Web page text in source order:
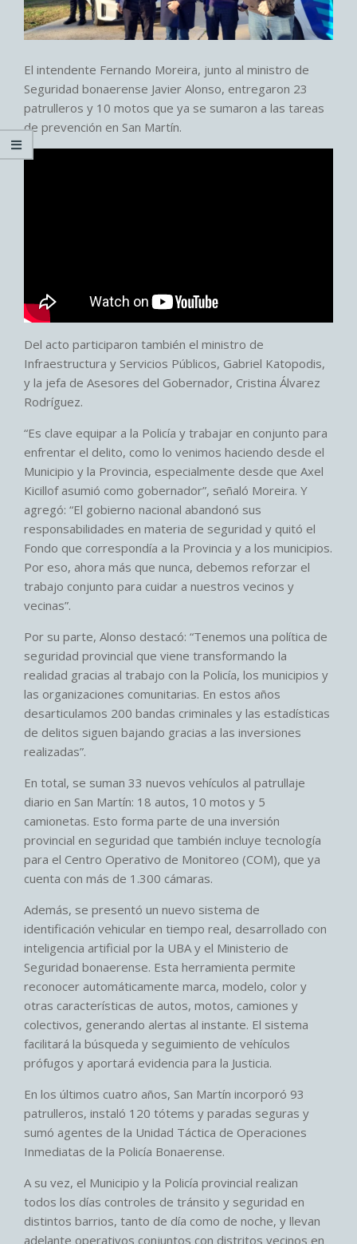
El intendente Fernando Moreira, junto al ministro de
Seguridad bonaerense Javier Alonso, entregaron 23
patrulleros y 10 motos que ya se sumaron a las tareas
de prevención en San Martín.
Del acto participaron también el ministro de
Infraestructura y Servicios Públicos, Gabriel Katopodis,
y la jefa de Asesores del Gobernador, Cristina Álvarez
Rodríguez.
“Es clave equipar a la Policía y trabajar en conjunto para
enfrentar el delito, como lo venimos haciendo desde el
Municipio y la Provincia, especialmente desde que Axel
Kicillof asumió como gobernador”, señaló Moreira. Y
agregó: “El gobierno nacional abandonó sus
responsabilidades en materia de seguridad y quitó el
Fondo que correspondía a la Provincia y a los municipios.
Por eso, ahora más que nunca, debemos reforzar el
trabajo conjunto para cuidar a nuestros vecinos y
vecinas”.
Por su parte, Alonso destacó: “Tenemos una política de
seguridad provincial que viene transformando la
realidad gracias al trabajo con la Policía, los municipios y
las organizaciones comunitarias. En estos años
desarticulamos 200 bandas criminales y las estadísticas
de delitos siguen bajando gracias a las inversiones
realizadas”.
En total, se suman 33 nuevos vehículos al patrullaje
diario en San Martín: 18 autos, 10 motos y 5
camionetas. Esto forma parte de una inversión
provincial en seguridad que también incluye tecnología
para el Centro Operativo de Monitoreo (COM), que ya
cuenta con más de 1.300 cámaras.
Además, se presentó un nuevo sistema de
identificación vehicular en tiempo real, desarrollado con
inteligencia artificial por la UBA y el Ministerio de
Seguridad bonaerense. Esta herramienta permite
reconocer automáticamente marca, modelo, color y
otras características de autos, motos, camiones y
colectivos, generando alertas al instante. El sistema
facilitará la búsqueda y seguimiento de vehículos
prófugos y aportará evidencia para la Justicia.
En los últimos cuatro años, San Martín incorporó 93
patrulleros, instaló 120 tótems y paradas seguras y
sumó agentes de la Unidad Táctica de Operaciones
Inmediatas de la Policía Bonaerense.
A su vez, el Municipio y la Policía provincial realizan
todos los días controles de tránsito y seguridad en
distintos barrios, tanto de día como de noche, y llevan
adelante operativos conjuntos con distritos vecinos en